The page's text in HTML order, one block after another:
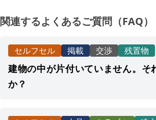
関連するよくあるご質問（FAQ）
セルフセル 掲載 交渉 残置物
建物の中が片付いていません。そ
か？